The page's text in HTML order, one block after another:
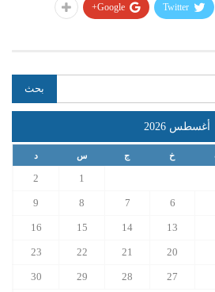
Twitter
Google+
أغسطس 2026
خ ج س د
1
2
6
7
8
9
13
14
15
16
20
21
22
23
27
28
29
30